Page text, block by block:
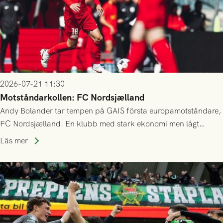
2026-07-21 11:30
Motståndarkollen: FC Nordsjælland
Andy Bolander tar tempen på GAIS första europamotståndare,
FC Nordsjælland. En klubb med stark ekonomi men lågt
publiksnitt, ett lag med både kollektiv styrka och individuell
Läs mer